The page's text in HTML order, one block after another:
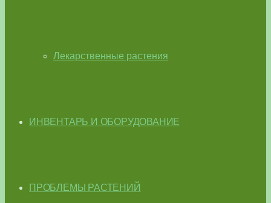
Лекарственные растения
ИНВЕНТАРЬ И ОБОРУДОВАНИЕ
ПРОБЛЕМЫ РАСТЕНИЙ